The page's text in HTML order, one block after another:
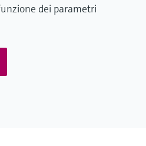
dei parametri